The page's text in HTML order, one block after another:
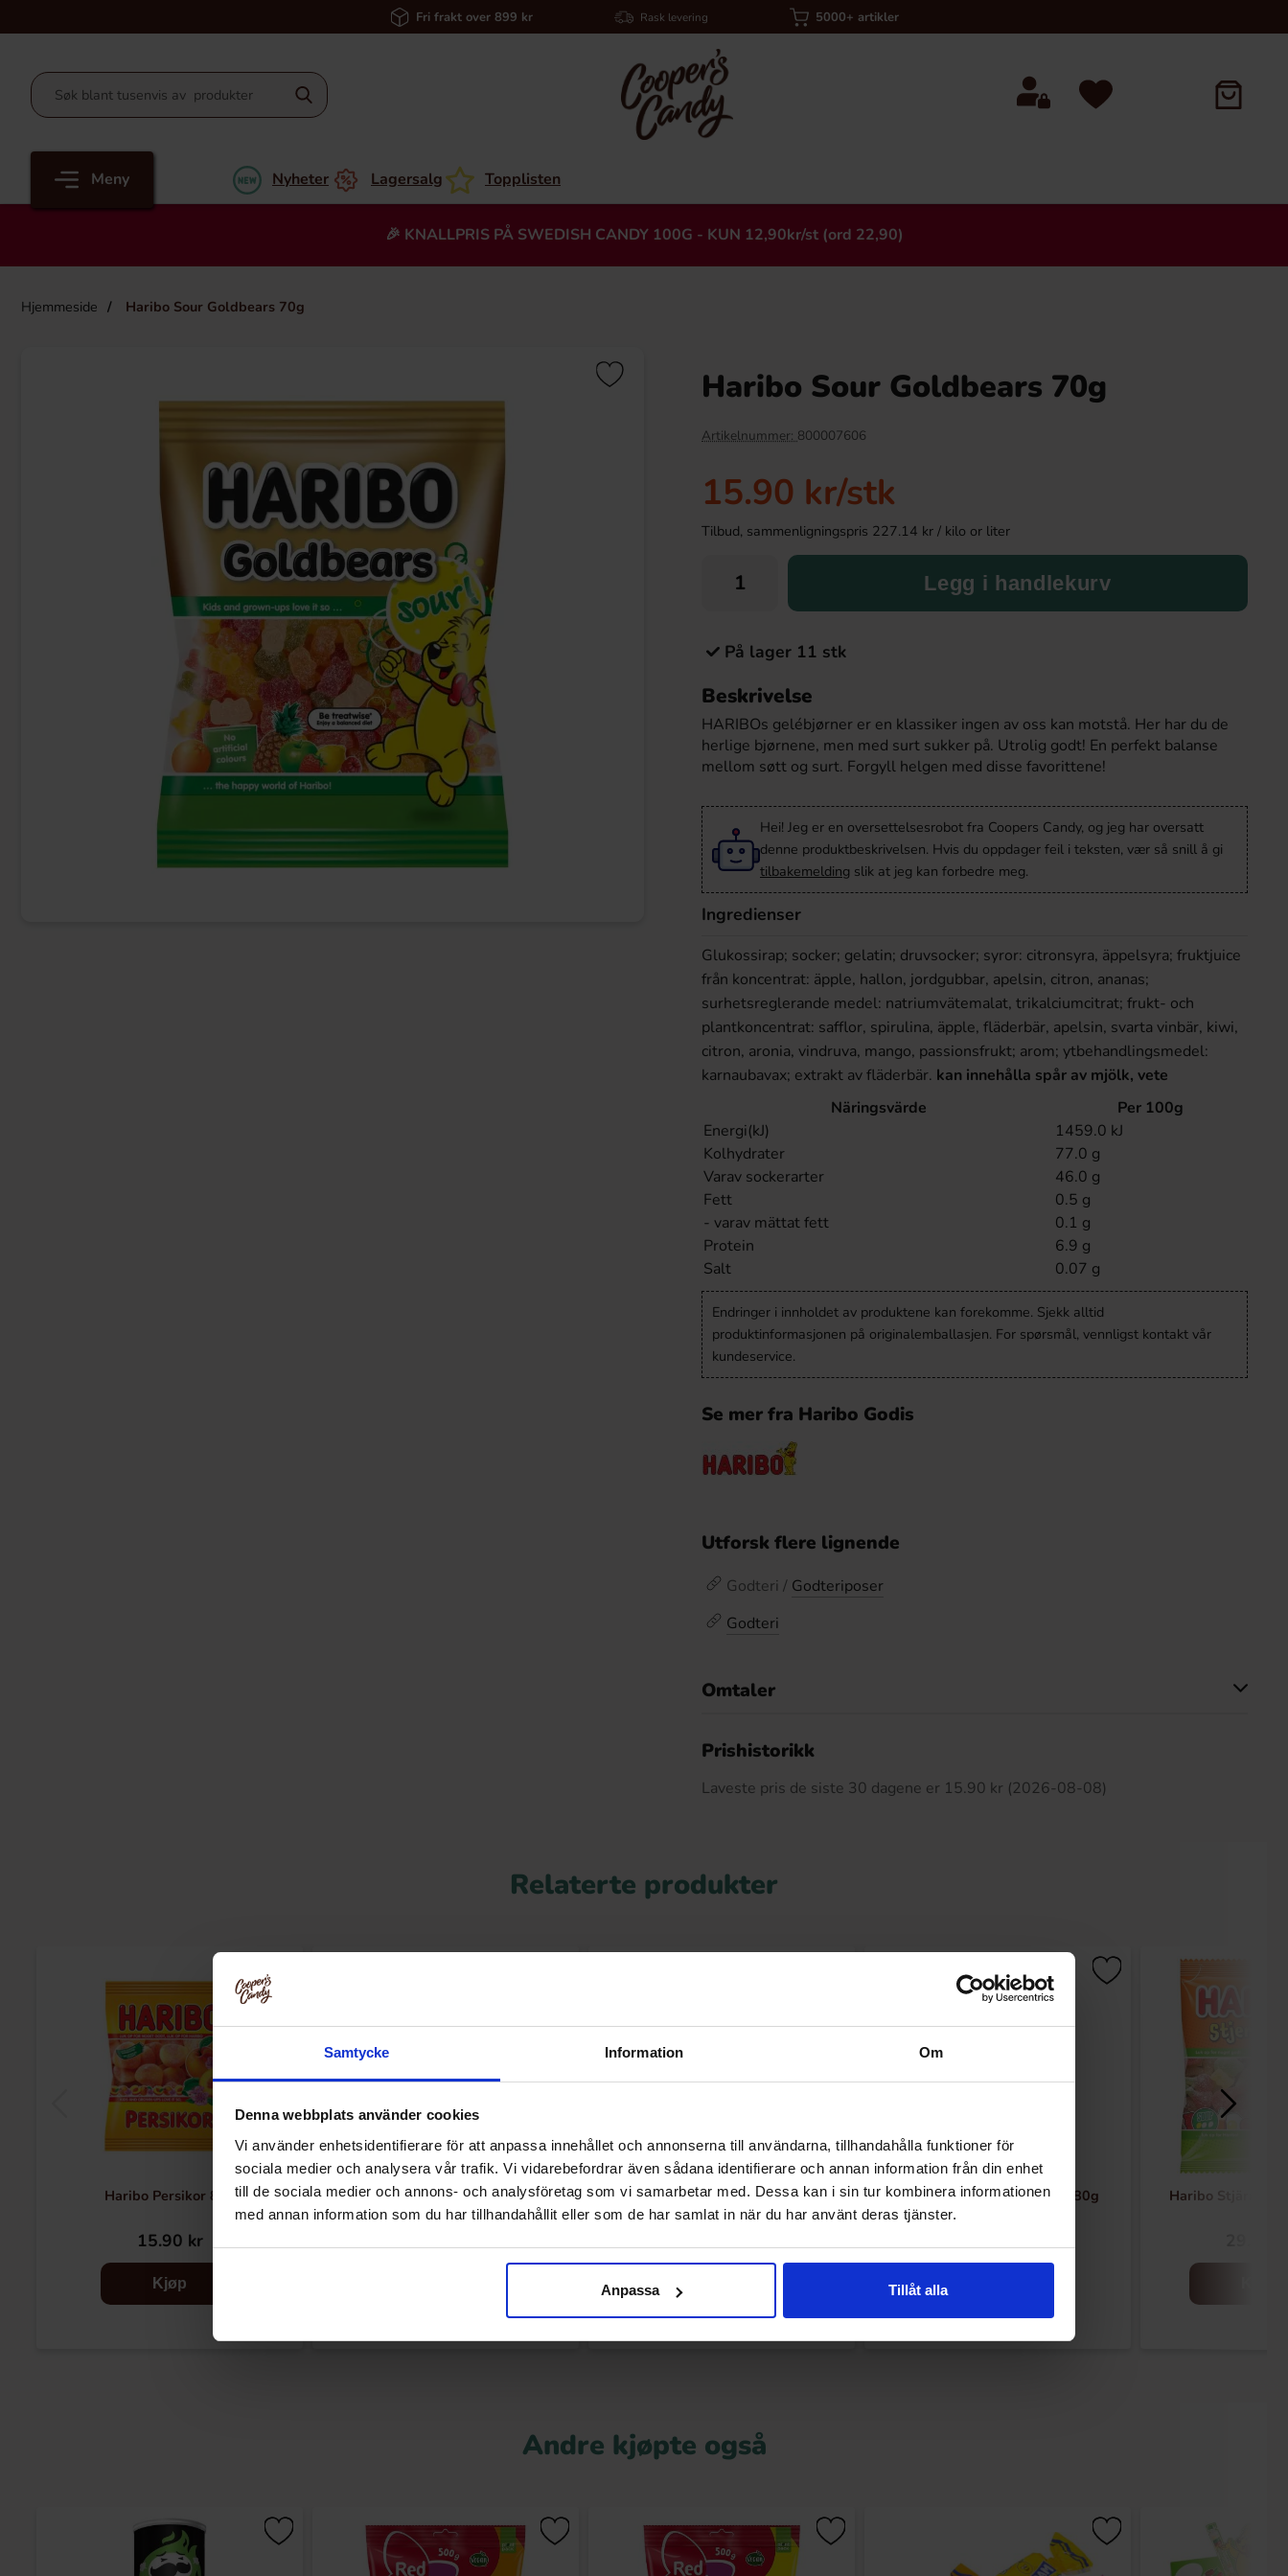
Samtycke Information Om
Denna webbplats använder cookies
Vi använder enhetsidentifierare för att anpassa innehållet och annonserna till användarna, tillhandahålla funktioner för
sociala medier och analysera vår trafik. Vi vidarebefordrar även sådana identifierare och annan information från din enhet
till de sociala medier och annons- och analysföretag som vi samarbetar med. Dessa kan i sin tur kombinera informationen
med annan information som du har tillhandahållit eller som de har samlat in när du har använt deras tjänster.
Anpassa Tillåt alla
Fri frakt over 899 kr Rask levering 5000+ artikler
Meny Nyheter Lagersalg Topplisten
🎉 KNALLPRIS PÅ SWEDISH CANDY 100G - KUN 12,90kr/st (ord 22,90)
Hjemmeside Haribo Sour Goldbears 70g
Heading
Haribo Pixel Zourr 80g
14.90 kr
Brio Grädd 2kg
279.90 kr
Dextro Energy Classic 47g
19.90 kr
Crisp 100g
55.90 kr
Haribo Sour Goldbears 70g
Artikelnummer: 800007606
15.90 kr/stk
Tilbud, sammenligningspris 227.14 kr / kilo or liter
Legg i handlekurv
På lager 11 stk
Beskrivelse
HARIBOs gelébjørner er en klassiker ingen av oss kan motstå. Her har du de
herlige bjørnene, men med surt sukker på. Utrolig godt! En perfekt balanse
mellom søtt og surt. Forgyll helgen med disse favorittene!
Hei! Jeg er en oversettelsesrobot fra Coopers Candy, og jeg har oversatt
denne produktbeskrivelsen. Hvis du oppdager feil i teksten, vær så snill å gi
tilbakemelding slik at jeg kan forbedre meg.
Ingredienser
Glukossirap; socker; gelatin; druvsocker; syror: citronsyra, äppelsyra; fruktjuice
från koncentrat: äpple, hallon, jordgubbar, apelsin, citron, ananas;
surhetsreglerande medel: natriumvätemalat, trikalciumcitrat; frukt- och
plantkoncentrat: safflor, spirulina, äpple, fläderbär, apelsin, svarta vinbär, kiwi,
citron, aronia, vindruva, mango, passionsfrukt; arom; ytbehandlingsmedel:
karnaubavax; extrakt av fläderbär. kan innehålla spår av mjölk, vete
Näringsvärde
Per 100g
Energi(kJ)
1459.0 kJ
Kolhydrater
77.0 g
Varav sockerarter
46.0 g
Fett
0.5 g
- varav mättat fett
0.1 g
Protein
6.9 g
Salt
0.07 g
Endringer i innholdet av produktene kan forekomme. Sjekk alltid
produktinformasjonen på originalemballasjen. For spørsmål, vennligst kontakt vår
kundeservice.
Se mer fra Haribo Godis
Utforsk flere lignende
Godteri / Godteriposer
Godteri
Omtaler
Prishistorikk
Laveste pris de siste 30 dagene er 15.90 kr (2026-08-08)
Relaterte produkter
Haribo Persikor 80g
15.90 kr
Kjøp
Haribo Balla Red Fizz 70g Haribo Buzzy Bees 140g Haribo Strawberry Straws 80g Haribo Stjärn Mix
Andre kjøpte også